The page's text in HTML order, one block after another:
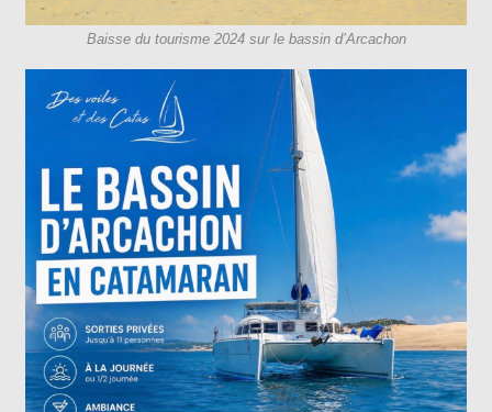
Baisse du tourisme 2024 sur le bassin d’Arcachon